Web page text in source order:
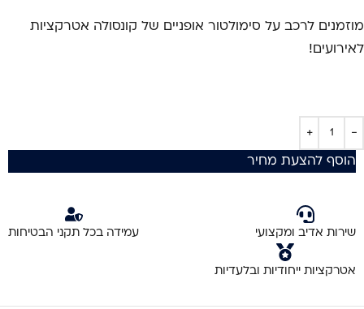
מוזמנים לרכב על סימולטור אופניים של קונסולה אטרקציות
לאירועים!
הוסף להצעת מחיר
שירות אדיב ומקצועי עמידה בכל תקני הבטיחות
אטרקציות ייחודיות ובלעדיות